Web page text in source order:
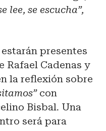
lee, se escucha”,
presentes
Rafael Cadenas y
la reflexión sobre
con
Bisbal. Una
será para